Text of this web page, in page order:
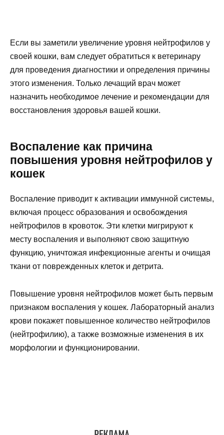
Если вы заметили увеличение уровня нейтрофилов у
своей кошки, вам следует обратиться к ветеринару
для проведения диагностики и определения причины
этого изменения. Только лечащий врач может
назначить необходимое лечение и рекомендации для
восстановления здоровья вашей кошки.
Воспаление как причина
повышения уровня нейтрофилов у
кошек
Воспаление приводит к активации иммунной системы,
включая процесс образования и освобождения
нейтрофилов в кровоток. Эти клетки мигрируют к
месту воспаления и выполняют свою защитную
функцию, уничтожая инфекционные агенты и очищая
ткани от поврежденных клеток и детрита.
Повышение уровня нейтрофилов может быть первым
признаком воспаления у кошек. Лабораторный анализ
крови покажет повышенное количество нейтрофилов
(нейтрофилию), а также возможные изменения в их
морфологии и функционировании.